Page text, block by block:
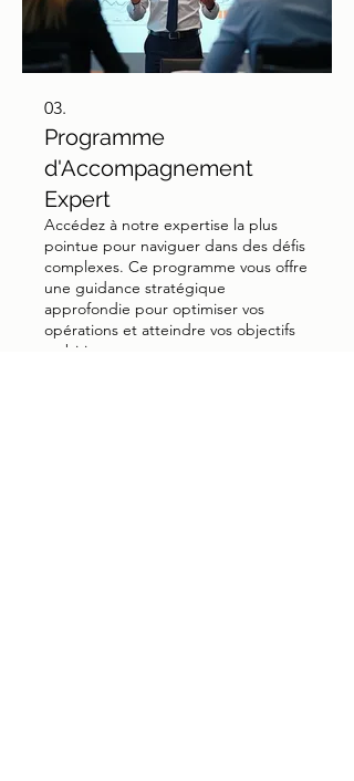
03.
Programme
d'Accompagnement
Expert
Accédez à notre expertise la plus
pointue pour naviguer dans des défis
complexes. Ce programme vous offre
une guidance stratégique
approfondie pour optimiser vos
opérations et atteindre vos objectifs
ambitieux.